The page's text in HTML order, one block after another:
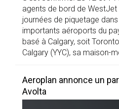
agents de bord de WestJet
journées de piquetage
importants aéroports du
basé à Calgary, soit
Calgary (YYC), sa maison-
Aeroplan annonce un
Avolta